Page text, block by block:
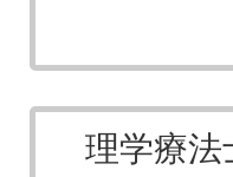
理学療法